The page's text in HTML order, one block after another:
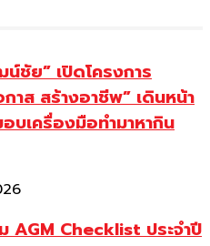
ชัย” เปิดโครงการ
าส สร้างอาชีพ” เดินหน้า
บเครื่องมือทำมาหากิน
AGM Checklist ประจำปี